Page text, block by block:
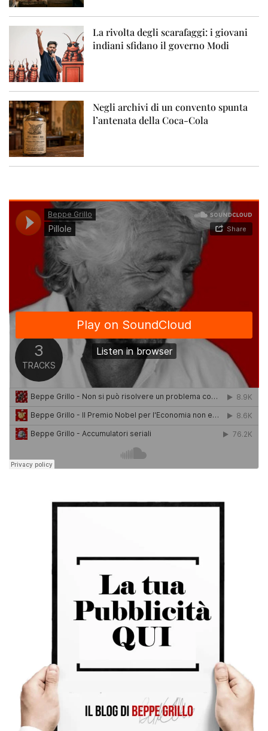
La rivolta degli scarafaggi: i giovani
indiani sfidano il governo Modi
Negli archivi di un convento spunta
l’antenata della Coca-Cola